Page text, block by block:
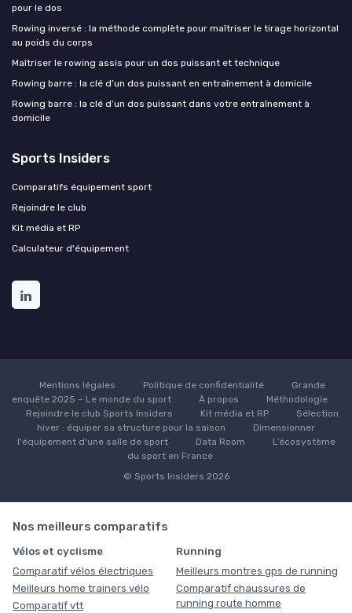
pour le dos
Rowing inversé : la méthode complète pour maîtriser le tirage horizontal
au poids du corps
Maîtriser le rowing assis pour un dos puissant et technique
Rowing barre : la clé d’un dos puissant en entraînement à domicile
Rowing barre : la clé d’un dos puissant dans votre entraînement à
domicile
Sports Insiders
Comparatifs équipement sport
Rejoindre le club
Kit média et RP
Calculateur d'équipement
Mentions légales Politique de confidentialité
Grande
enquête 2025 – Le monde du sport
À propos
Méthodologie
Rejoindre le club Sports Insiders
Kit média et RP
Sélection
hiver : équiper sa structure pour la saison
Dimensionner
l'équipement d'une salle de sport
Data Room
L’écosystème
du sport en France
© Sports Insiders 2026
Nos meilleurs comparatifs
Vélos et cyclisme
Comparatif vélos électriques
Meilleurs home trainers vélo
Comparatif vtt
Running
Meilleurs montres gps de running
Comparatif chaussures de
running route homme